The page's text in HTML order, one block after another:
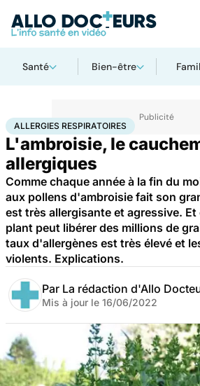
Santé Bien-être
AccueilBien-êtreAllergies respiratoires
ALLERGIES RESPIRATOIRES
L'ambroisie, le
allergiques
Comme chaque année à la fin du
aux pollens d'ambroisie fait son
est très allergisante et agressive. Et
plant peut libérer des millions de
taux d'allergènes est très élevé et
violents. Explications.
Par La rédaction d'Allo
Mis à jour le 16/06/2022